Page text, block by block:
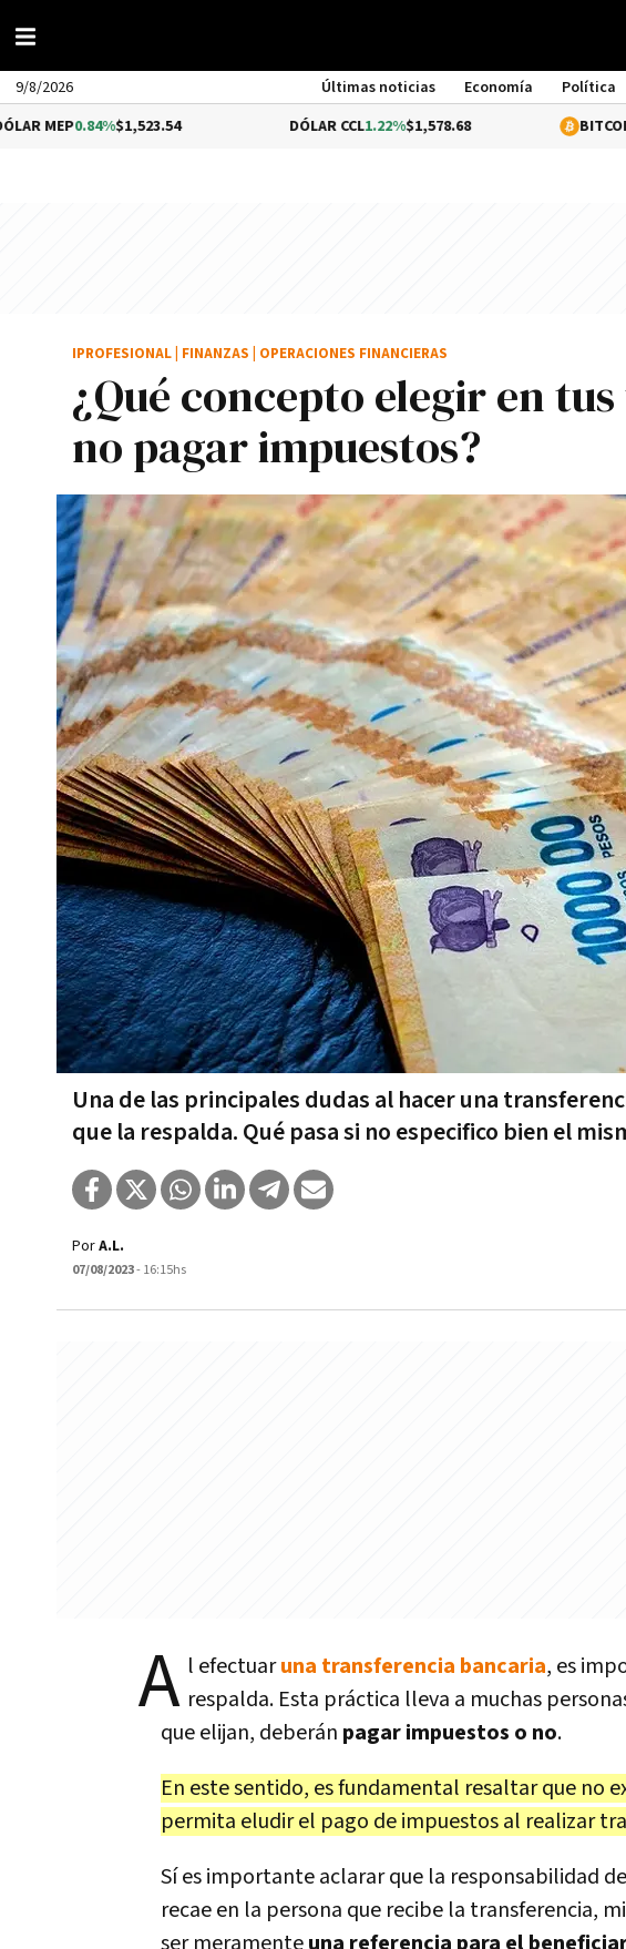
9/8/2026 Últimas noticias Economía Política
$1,523.54 1.22%$1,578.68 0.12%
¿Qué concepto elegir en
no pagar impuestos?
Una de las principales dudas al hacer una
que la respalda. Qué pasa si no especifico bien el
IPROFESIONAL FINANZAS OPERACIONES FINANCIERAS
PorA.L.
07/08/2023- 16:15hs
A l efectuaruna transferencia bancaria, es
respalda. Esta práctica lleva a muchas
que elijan, deberán pagar impuestos o no.
En este sentido, es fundamental resaltar que no
permita eludir el pago de impuestos al realizar
Sí es importante aclarar que la responsabilidad
recae en la persona que recibe la transferencia,